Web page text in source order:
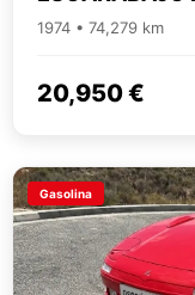
1974 • 74,279 km
20,950 €
Gasolina